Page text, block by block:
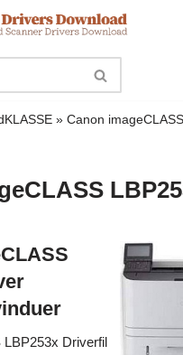
» Canon
Driverfil